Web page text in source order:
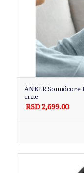
ANKER
crne
RSD 2,699.00